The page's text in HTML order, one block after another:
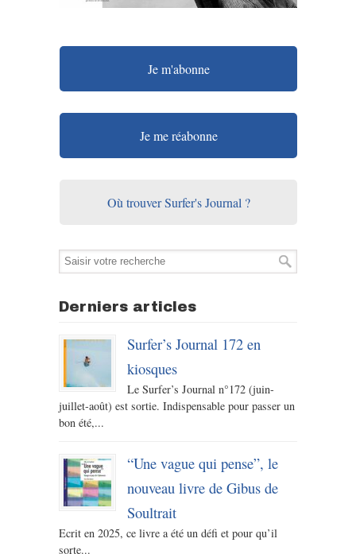
Je m'abonne
Je me réabonne
Où trouver Surfer's Journal ?
Derniers articles
Surfer’s Journal 172 en
kiosques
Le Surfer’s Journal n°172 (juin-
juillet-août) est sortie. Indispensable pour passer un
bon été,...
“Une vague qui pense”, le
nouveau livre de Gibus de
Soultrait
Ecrit en 2025, ce livre a été un défi et pour qu’il
sorte...